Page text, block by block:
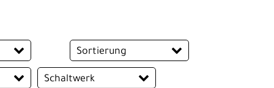
Sortierung
Schaltwerk